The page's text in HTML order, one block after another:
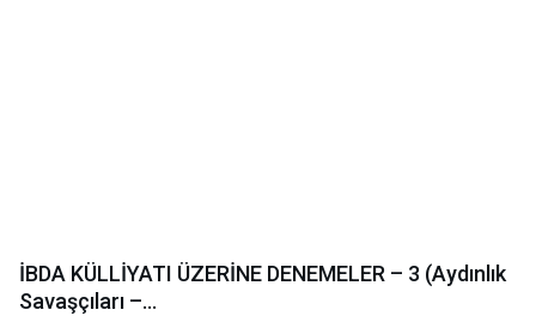
İBDA KÜLLİYATI ÜZERİNE DENEMELER – 3 (Aydınlık
Savaşçıları –...